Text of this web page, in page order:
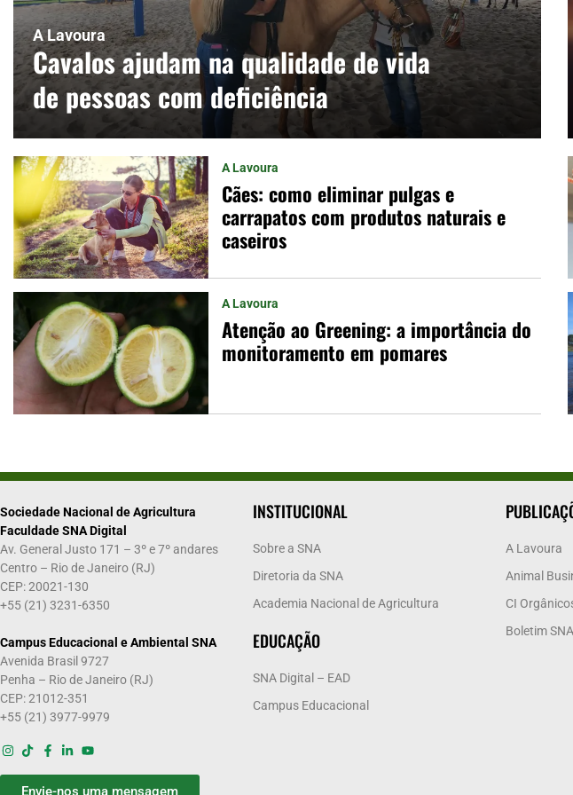
A Lavoura
Cavalos ajudam na qualidade de vida
de pessoas com deficiência
A Lavoura
Cães: como eliminar pulgas e
carrapatos com produtos naturais e
caseiros
A Lavoura
Atenção ao Greening: a importância do
monitoramento em pomares
Sociedade Nacional de Agricultura
Faculdade SNA Digital
Av. General Justo 171 – 3º e 7º andares
Centro – Rio de Janeiro (RJ)
CEP: 20021-130
+55 (21) 3231-6350
Campus Educacional e Ambiental SNA
Avenida Brasil 9727
Penha – Rio de Janeiro (RJ)
CEP: 21012-351
+55 (21) 3977-9979
Envie-nos uma mensagem
INSTITUCIONAL
Sobre a SNA
Diretoria da SNA
Academia Nacional de Agricultura
EDUCAÇÃO
SNA Digital – EAD
Campus Educacional
A Lavoura
Animal
CI
Boletim SNA